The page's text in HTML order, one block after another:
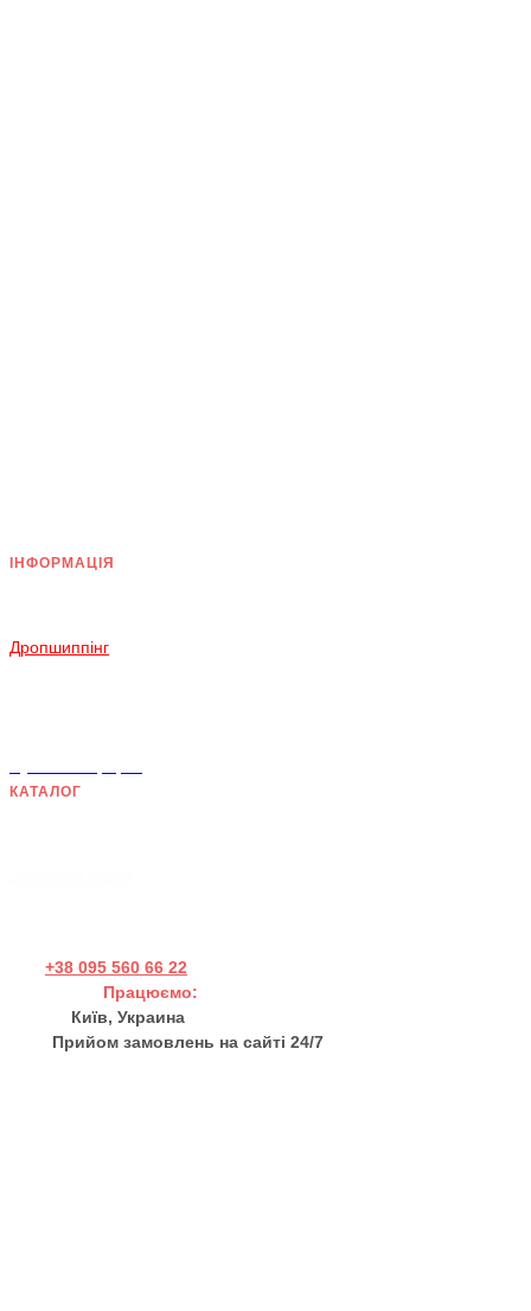
ІНФОРМАЦІЯ
Дропшиппінг
КАТАЛОГ
+38 095 560 66 22
Працюємо:
Київ, Украина
Прийом замовлень на сайті 24/7